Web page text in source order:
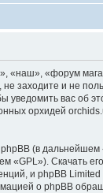
«форум
заходите и не
вас об
орхидей
(в
«GPL»). Скачать
и phpBB
о phpBB